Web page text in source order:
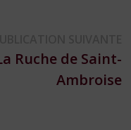
:
Ruche de Saint-
Ambroise